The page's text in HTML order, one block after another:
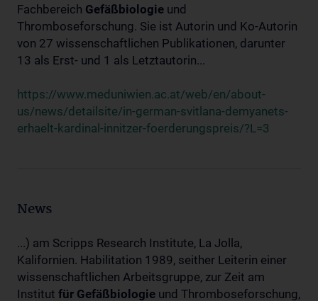
Fachbereich Gefäßbiologie und
Thromboseforschung. Sie ist Autorin und Ko-Autorin
von 27 wissenschaftlichen Publikationen, darunter
13 als Erst- und 1 als Letztautorin...
https://www.meduniwien.ac.at/web/en/about-
us/news/detailsite/in-german-svitlana-demyanets-
erhaelt-kardinal-innitzer-foerderungspreis/?L=3
News
...) am Scripps Research Institute, La Jolla,
Kalifornien. Habilitation 1989, seither Leiterin einer
wissenschaftlichen Arbeitsgruppe, zur Zeit am
Institut für Gefäßbiologie und Thromboseforschung,